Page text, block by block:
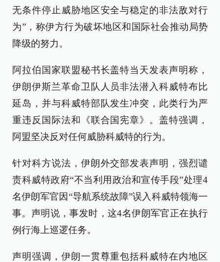
无条件停止威胁地区安全与稳定的非法敌对行
为”，称伊方行为破坏地区和国际社会推动局势
降级的努力。
阿拉伯国家联盟秘书长盖特当天发表声明称，
伊朗伊斯兰革命卫队人员非法潜入科威特布比
延岛，并与科威特部队发生冲突，此类行为严
重违反国际法和《联合国宪章》。盖特强调，
阿盟坚决反对任何威胁科威特的行为。
针对科方说法，伊朗外交部发表声明，强烈谴
责科威特政府“不当利用政治和宣传手段”处理4
名伊朗军官因“导航系统故障”误入科威特领海一
事。声明说，事发时，这4名伊朗军官正在执行
例行海上巡逻任务。
声明强调，伊朗一贯尊重包括科威特在内地区